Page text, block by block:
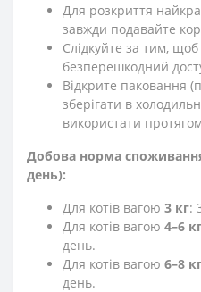
Для розкриття
завжди подавайте
Слідкуйте за тим,
безперешкодний
Відкрите паковання
зберігати в
використати
Добова норма
день):
Для котів вагою 3 кг:
Для котів вагою 4–6
день.
Для котів вагою 6–8
день.